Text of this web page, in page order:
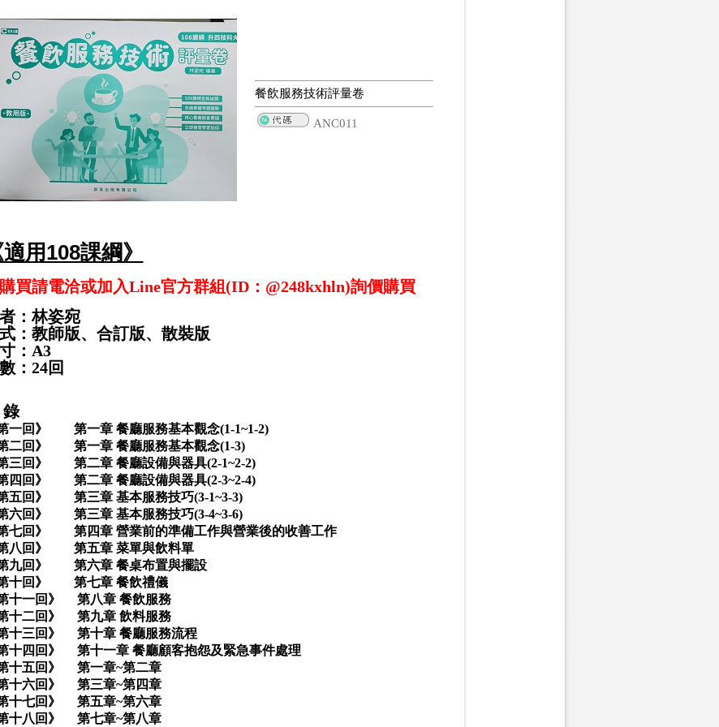
餐飲服務技術評量卷
ANC011
適用108課綱》
買請電洽或加入Line官方群組(ID：@248kxhln)詢價購買
：林姿宛
：教師版、合訂版、散裝版
：A3
：24回
錄
第一回》 第一章 餐廳服務基本觀念(1-1~1-2)
第二回》 第一章 餐廳服務基本觀念(1-3)
第三回》 第二章 餐廳設備與器具(2-1~2-2)
第四回》 第二章 餐廳設備與器具(2-3~2-4)
第五回》 第三章 基本服務技巧(3-1~3-3)
第六回》 第三章 基本服務技巧(3-4~3-6)
第七回》 第四章 營業前的準備工作與營業後的收善工作
第八回》 第五章 菜單與飲料單
第九回》 第六章 餐桌布置與擺設
第十回》 第七章 餐飲禮儀
第十一回》 第八章 餐飲服務
第十二回》 第九章 飲料服務
第十三回》 第十章 餐廳服務流程
第十四回》 第十一章 餐廳顧客抱怨及緊急事件處理
第十五回》 第一章~第二章
第十六回》 第三章~第四章
第十七回》 第五章~第六章
第十八回》 第七章~第八章